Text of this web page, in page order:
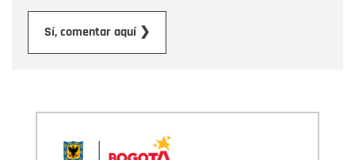
Sí, comentar aquí ❯